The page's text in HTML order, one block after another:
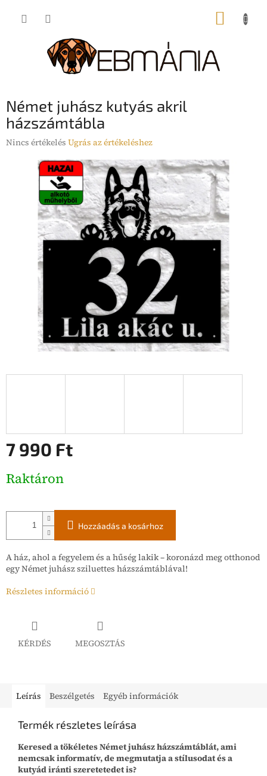
KOSÁR
Német juhász kutyás akril
házszámtábla
A
értékelése
Nincs értékelés Ugrás az értékeléshez
7 990 Ft
Raktáron
Hozzáadás a kosárhoz
A ház, ahol a fegyelem és a hűség lakik – koronázd meg otthonod
egy Német juhász sziluettes házszámtáblával!
Részletes információ
KÉRDÉS MEGOSZTÁS
Leírás Beszélgetés Egyéb információk
Termék részletes leírása
Keresed a tökéletes Német juhász házszámtáblát, ami
nemcsak informatív, de megmutatja a stílusodat és a
kutyád iránti szeretetedet is?